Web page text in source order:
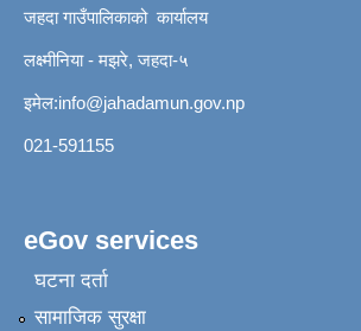
जहदा गाउँपालिकाको कार्यालय
लक्ष्मीनिया - मझरे, जहदा-५
इमेल:info@jahadamun.gov.np
021-591155
eGov services
घटना दर्ता
सामाजिक सुरक्षा